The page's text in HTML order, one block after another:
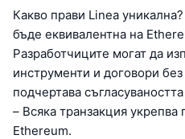
Какво прави Linea
бъде еквивалентна на
Разработчиците могат да
инструменти и договори
подчертава
– Всяка транзакция укрепва
Ethereum.